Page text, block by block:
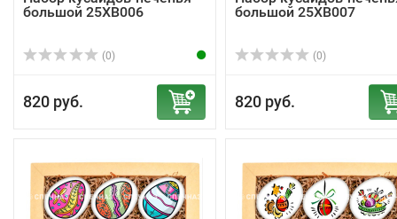
большой 25ХВ006
(0)
820 руб.
большой 25ХВ007
(0)
820 руб.